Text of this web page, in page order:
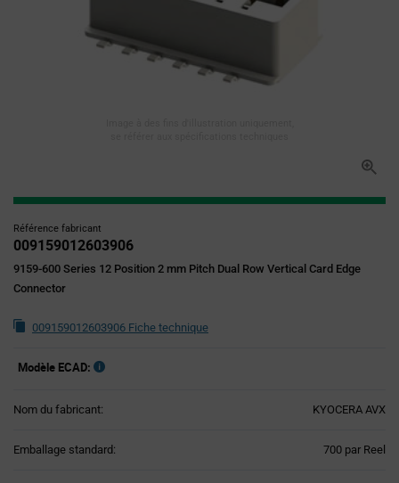
Référence fabricant
009159012603906
9159-600 Series 12 Position 2 mm Pitch Dual Row Vertical Card Edge
Connector
009159012603906 Fiche technique
Modèle ECAD:
Nom du fabricant: KYOCERA AVX
Emballage standard: 700 par Reel